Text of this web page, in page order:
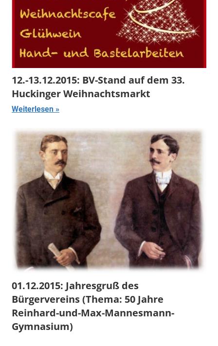
12.-13.12.2015: BV-Stand auf dem 33.
Huckinger Weihnachtsmarkt
Weiterlesen
01.12.2015: Jahresgruß des
Bürgervereins (Thema: 50 Jahre
Reinhard-und-Max-Mannesmann-
Gymnasium)